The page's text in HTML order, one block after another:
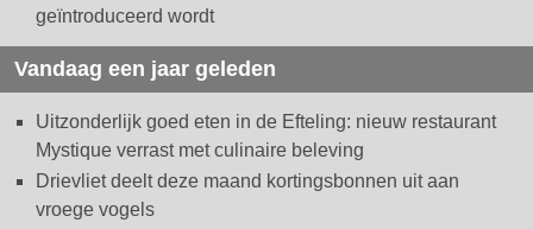
geïntroduceerd wordt
Vandaag een jaar geleden
Uitzonderlijk goed eten in de Efteling: nieuw restaurant
Mystique verrast met culinaire beleving
Drievliet deelt deze maand kortingsbonnen uit aan
vroege vogels